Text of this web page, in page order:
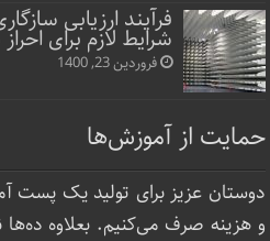
فرآیند ارزیابی
شرایط لازم برای
فروردین 23, 1400
حمایت از آموزش‌ها
دوستان عزیز برای تولید یک
و هزینه صرف می‌کنیم. بعلاوه ده‌ها